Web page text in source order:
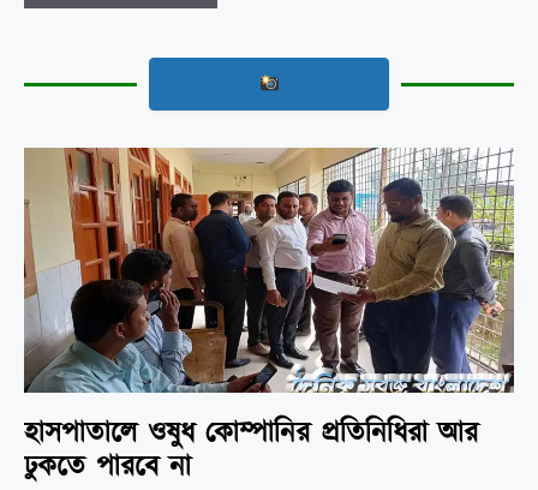
হাসপাতালে ওষুধ কোম্পানির প্রতিনিধিরা আর
ঢুকতে পারবে না